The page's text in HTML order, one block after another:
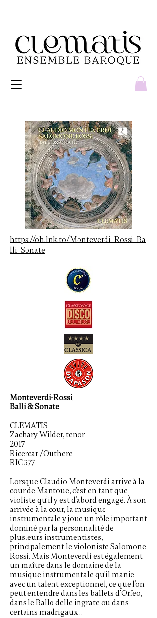
https://oh.lnk.to/Monteverdi_Rossi_Ba
lli_Sonate
Monteverdi-Rossi
Balli & Sonate
CLEMATIS
Zachary Wilder, tenor
2017
Ricercar /Outhere
RIC 377
Lorsque Claudio Monteverdi arrive à la
cour de Mantoue, c’est en tant que
violiste qu’il y est d’abord engagé. À son
arrivée à la cour, la musique
instrumentale y joue un rôle important
dominé par la personnalité de
plusieurs instrumentistes,
principalement le violoniste Salomone
Rossi. Mais Monteverdi est également
un maître dans le domaine de la
musique instrumentale qu’il manie
avec un talent exceptionnel, ce que l’on
peut entendre dans les ballets d’Orfeo,
dans le Ballo delle ingrate ou dans
certains madrigaux…